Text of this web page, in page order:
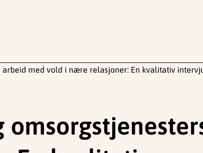
med vold i nære relasjoner: En kvalitativ